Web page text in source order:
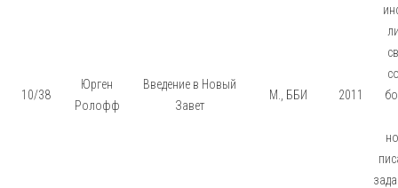
10/38
Юрген
Ролофф
Введение в Новый
Завет
М., ББИ 2011